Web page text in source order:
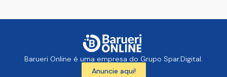
Barueri Online é uma empresa do Grupo Spar.Digital.
Anuncie aqui!